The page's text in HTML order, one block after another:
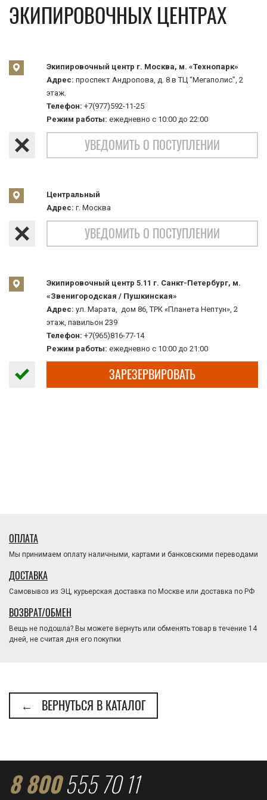
ЭКИПИРОВОЧНЫХ ЦЕНТРАХ
Экипировочный центр г. Москва, м. «Технопарк»
Адрес: проспект Андропова, д. 8 в ТЦ “Мегаполис”, 2
этаж.
Телефон: +7(977)592-11-25
Режим работы: ежедневно с 10:00 до 22:00
УВЕДОМИТЬ О ПОСТУПЛЕНИИ
Центральный
Адрес: г. Москва
УВЕДОМИТЬ О ПОСТУПЛЕНИИ
Экипировочный центр 5.11 г. Санкт-Петербург, м.
«Звенигородская / Пушкинская»
Адрес: ул. Марата, дом 86, ТРК «Планета Нептун», 2
этаж, павильон 239
Телефон: +7(965)816-77-14
Режим работы: ежедневно с 10:00 до 21:00
ЗАРЕЗЕРВИРОВАТЬ
ОПЛАТА
Мы принимаем оплату наличными, картами и банковскими переводами
ДОСТАВКА
Самовывоз из ЭЦ, курьерская доставка по Москве или доставка по РФ
ВОЗВРАТ/ОБМЕН
Вещь не подошла? Вы можете вернуть или обменять товар в течение 14
дней, не считая дня его покупки
← ВЕРНУТЬСЯ В КАТАЛОГ
8 800555 70 11